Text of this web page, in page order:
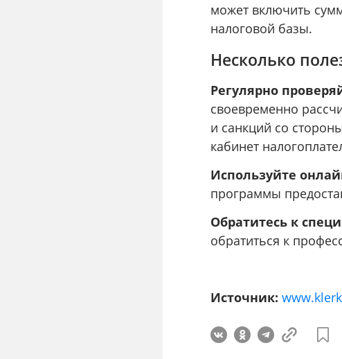
может включить
налоговой базы.
Несколько
Регулярно
своевременно
и санкций со
кабинет
Используйте
программы
Обратитесь к
обратиться к
Источник: